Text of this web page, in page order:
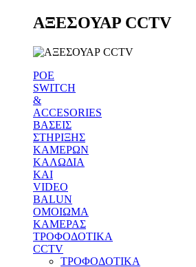
ΑΞΕΣΟΥΑΡ CCTV
POE
SWITCH
&
ACCESORIES
ΒΑΣΕΙΣ
ΣΤΗΡΙΞΗΣ
ΚΑΜΕΡΩΝ
ΚΑΛΩΔΙΑ
ΚΑΙ
VIDEO
BALUN
ΟΜΟΙΩΜΑ
ΚΑΜΕΡΑΣ
ΤΡΟΦΟΔΟΤΙΚΑ
CCTV
ΤΡΟΦΟΔΟΤΙΚΑ